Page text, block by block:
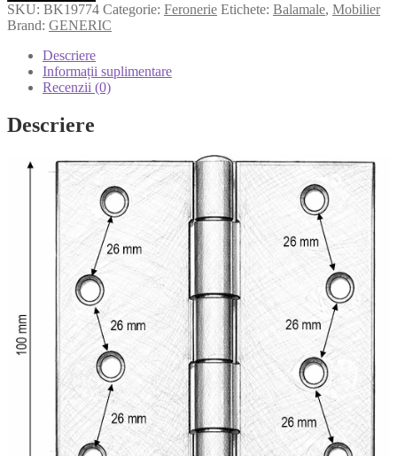
SKU: BK19774 Categorie: Feronerie Etichete: Balamale, Mobilier
Brand: GENERIC
Descriere
Informații suplimentare
Recenzii (0)
Descriere